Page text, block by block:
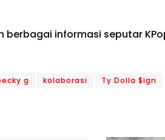
berbagai informasi seputar
g kolaborasi Ty Dolla $ign